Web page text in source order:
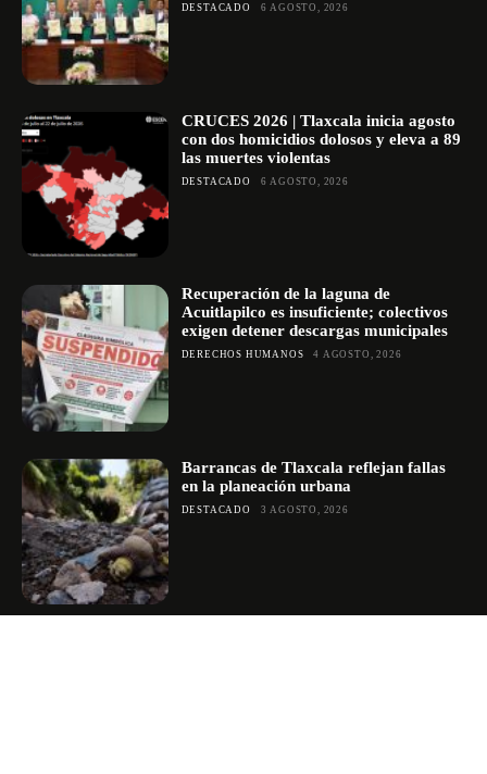
DESTACADO 6 AGOSTO, 2026
CRUCES 2026 | Tlaxcala inicia agosto
con dos homicidios dolosos y eleva a 89
las muertes violentas
DESTACADO 6 AGOSTO, 2026
Recuperación de la laguna de
Acuitlapilco es insuficiente; colectivos
exigen detener descargas municipales
DERECHOS HUMANOS 4 AGOSTO, 2026
Barrancas de Tlaxcala reflejan fallas
en la planeación urbana
DESTACADO 3 AGOSTO, 2026